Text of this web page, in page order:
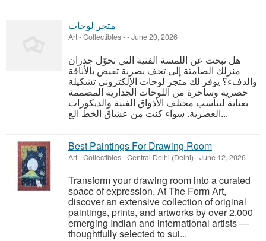
متجر لوحات
Art - Collectibles--June 20, 2026
هل تبحث عن اللمسة الفنية التي تحوّل جدران
منزلك الصامتة إلى تحف بصرية تفيض بالأناقة
والدفء؟ يوفر لك متجر لوحات الإلكتروني تشكيلة
حصرية وساحرة من اللوحات الجدارية المصممة
بعناية لتناسب مختلف الأذواق الفنية والديكورات
العصرية. سواء كنت من عشاق الخط الع...
Best Paintings For Drawing Room
Art - Collectibles-Central Delhi (Delhi) -June 12, 2026
Transform your drawing room into a curated
space of expression. At The Form Art,
discover an extensive collection of original
paintings, prints, and artworks by over 2,000
emerging Indian and international artists —
thoughtfully selected to sui...